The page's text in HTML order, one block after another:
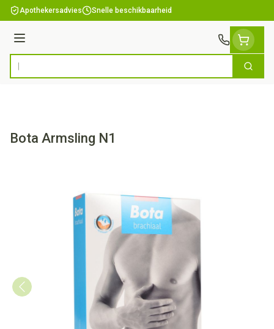
Ga naar de inhoud
Apothekersadvies Snelle beschikbaarheid
Menu
Product, merk, categorie... Zoek
Bota Armsling N1